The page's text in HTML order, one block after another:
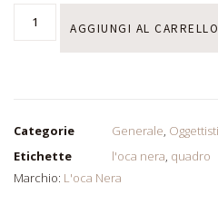
AGGIUNGI AL CARRELLO
Categorie Generale,
Etichette
l'oca nera, quadro
Marchio: L'oca Nera